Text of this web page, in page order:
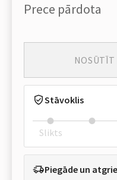
Prece pārdota
Stāvoklis
Slikts
Piegāde un